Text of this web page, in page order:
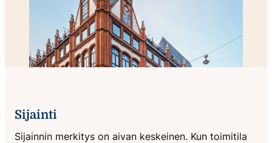
Sijainti
Sijainnin merkitys on aivan keskeinen. Kun toimitila